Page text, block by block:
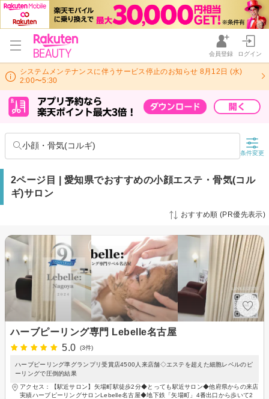
会員登録 ログイン
システムメンテナンスに伴うサービス停止のお知らせ 8月12日 (水)
2:00〜5:30
小顔・骨気(コルギ)
条件変更
2ページ目 | 愛知県でおすすめの小顔エステ・骨気(コル
ギ)サロン
おすすめ順 (PR優先表示)
ハーブピーリング専門 Lebelle名古屋
5.0
(3件)
ハーブピーリング準グランプリ受賞店4500人来店舗◇エステを超えた細胞レベルのピ
ーリングで圧倒的結果
アクセス：【駅近サロン】矢場町駅徒歩2分◆とっても駅近サロン◆他府県からの来店
実績ハーブピーリングサロンLebelle名古屋◆地下鉄「矢場町」4番出口から歩いて2